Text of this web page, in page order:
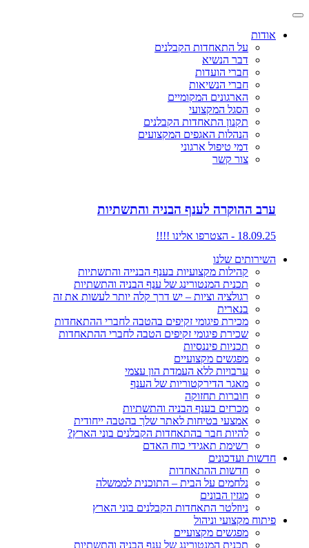
אודות
על התאחדות הקבלנים
דבר הנשיא
חברי הועדות
חברי הנשיאות
הארגונים המקומיים
הסגל המקצועי
תקנון התאחדות הקבלנים
הנהלות האגפים המקצועים
דמי טיפול ארגוני
צור קשר
ערב ההוקרה לענף הבניה והתשתיות
18.09.25 - הצטרפו אלינו !!!!
השירותים שלנו
קהילות מקצועיות בענף הבנייה והתשתיות
תכנית המנטורינג של ענף הבניה והתשתיות
רגולציה וציות – יש דרך קלה יותר לעשות את זה
בנארית
מכירת פיגומי זקיפים בהטבה לחברי ההתאחדות
שכירת פיגומי זקיפים הטבה לחברי ההתאחדות
תכניות פיננסיות
מפגשים מקצועיים
ערבויות ללא העמדת הון עצמי
מאגר הדירקטוריות של הענף
חוברות תחזוקה
מכרזים בענף הבניה והתשתיות
אמצעי בטיחות לאתר שלך בהטבה ייחודית
להיות חבר בהתאחדות הקבלנים בוני הארץ?
רשימת תאגידי כוח האדם
חדשות ועדכונים
חדשות ההתאחדות
נלחמים על הבית – התוכנית לממשלה
מגזין הבונים
ניוזלטר התאחדות הקבלנים בוני הארץ
פיתוח מקצועי וניהול
מפגשים מקצועיים
תכנית המנטורינג של ענף הבניה והתשתיות